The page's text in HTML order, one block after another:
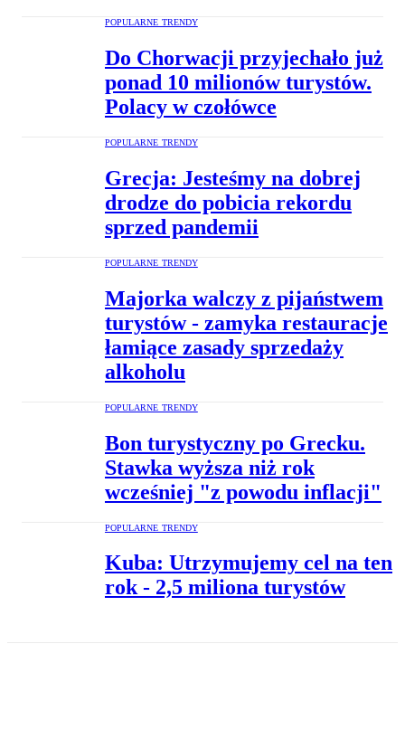
POPULARNE TRENDY
Do Chorwacji przyjechało już
ponad 10 milionów turystów.
Polacy w czołówce
POPULARNE TRENDY
Grecja: Jesteśmy na dobrej
drodze do pobicia rekordu
sprzed pandemii
POPULARNE TRENDY
Majorka walczy z pijaństwem
turystów - zamyka restauracje
łamiące zasady sprzedaży
alkoholu
POPULARNE TRENDY
Bon turystyczny po Grecku.
Stawka wyższa niż rok
wcześniej "z powodu inflacji"
POPULARNE TRENDY
Kuba: Utrzymujemy cel na ten
rok - 2,5 miliona turystów